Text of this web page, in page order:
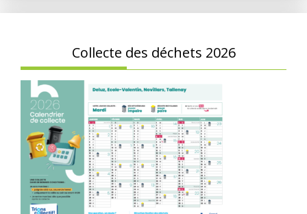
Collecte des déchets 2026